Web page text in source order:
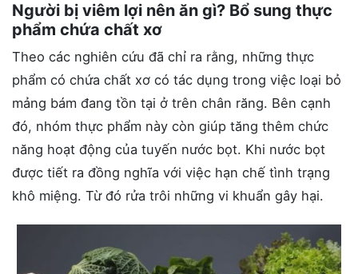
Người bị viêm lợi nên ăn gì? Bổ sung thực
phẩm chứa chất xơ
Theo các nghiên cứu đã chỉ ra rằng, những thực
phẩm có chứa chất xơ có tác dụng trong việc loại bỏ
mảng bám đang tồn tại ở trên chân răng. Bên cạnh
đó, nhóm thực phẩm này còn giúp tăng thêm chức
năng hoạt động của tuyến nước bọt. Khi nước bọt
được tiết ra đồng nghĩa với việc hạn chế tình trạng
khô miệng. Từ đó rửa trôi những vi khuẩn gây hại.